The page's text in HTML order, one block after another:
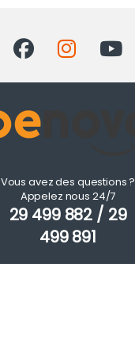
Vous avez des questions ?
Appelez nous 24/7
29 499 882 / 29
499 891